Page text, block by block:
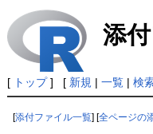
添
[ トップ] [ 新規 | 一覧| 検
[添付ファイル一覧 ] [全ページの